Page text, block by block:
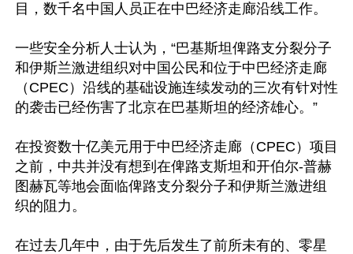
目，数千名中国人员正在中巴经济走廊沿线工作。
一些安全分析人士认为，“巴基斯坦俾路支分裂分子
和伊斯兰激进组织对中国公民和位于中巴经济走廊
（CPEC）沿线的基础设施连续发动的三次有针对性
的袭击已经伤害了北京在巴基斯坦的经济雄心。”
在投资数十亿美元用于中巴经济走廊（CPEC）项目
之前，中共并没有想到在俾路支斯坦和开伯尔-普赫
图赫瓦等地会面临俾路支分裂分子和伊斯兰激进组
织的阻力。
在过去几年中，由于先后发生了前所未有的、零星